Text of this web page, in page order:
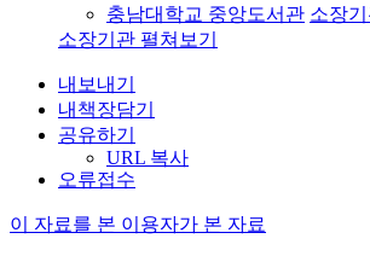
충남대학교 중앙도서관 소장
소장기관 펼쳐보기
내보내기
내책장담기
공유하기
URL 복사
오류접수
이 자료를 본 이용자가 본 자료